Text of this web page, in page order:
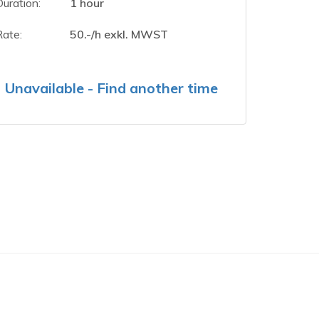
1 hour
50.-/h exkl. MWST
Unavailable - Find another time